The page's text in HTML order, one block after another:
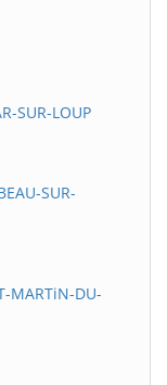
SUR-LOUP
SUR-
MARTiN-DU-